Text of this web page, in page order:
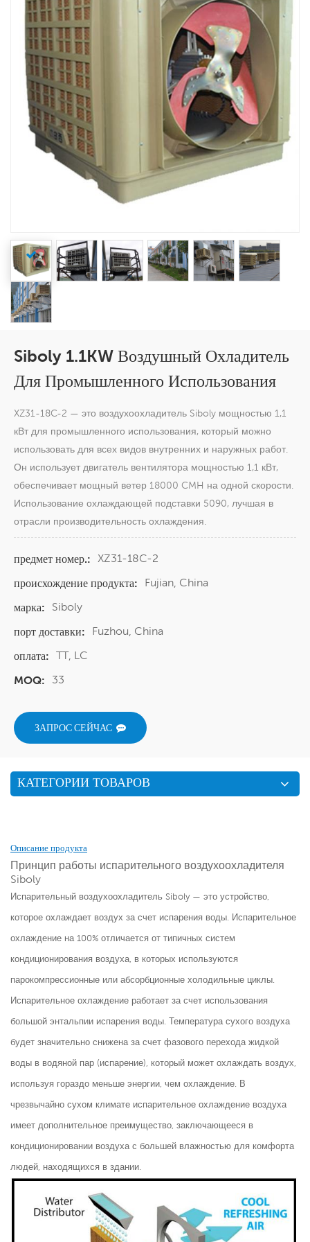
Siboly 1.1KW Воздушный Охладитель
Для Промышленного Использования
XZ31-18C-2 — это воздухоохладитель Siboly мощностью 1,1
кВт для промышленного использования, который можно
использовать для всех видов внутренних и наружных работ.
Он использует двигатель вентилятора мощностью 1,1 кВт,
обеспечивает мощный ветер 18000 CMH на одной скорости.
Использование охлаждающей подставки 5090, лучшая в
отрасли производительность охлаждения.
предмет номер.: XZ31-18C-2
происхождение продукта:
Fujian, China
марка:
Siboly
порт доставки:
Fuzhou, China
оплата: TT, LC
MOQ:
33
ЗАПРОС СЕЙЧАС
КАТЕГОРИИ ТОВАРОВ
Описание продукта
Принцип работы испарительного воздухоохладителя
Siboly
Испарительный воздухоохладитель Siboly — это устройство,
которое охлаждает воздух за счет испарения воды. Испарительное
охлаждение на 100% отличается от типичных систем
кондиционирования воздуха, в которых используются
парокомпрессионные или абсорбционные холодильные циклы.
Испарительное охлаждение работает за счет использования
большой энтальпии испарения воды. Температура сухого воздуха
будет значительно снижена за счет фазового перехода жидкой
воды в водяной пар (испарение), который может охлаждать воздух,
используя гораздо меньше энергии, чем охлаждение. В
чрезвычайно сухом климате испарительное охлаждение воздуха
имеет дополнительное преимущество, заключающееся в
кондиционировании воздуха с большей влажностью для комфорта
людей, находящихся в здании.